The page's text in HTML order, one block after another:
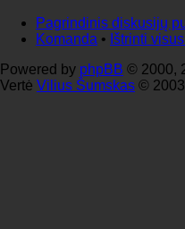
Pagrindinis diskusijų
Komanda • Ištrinti
Powered by phpBB © 2000,
Vertė Vilius Šumskas ©